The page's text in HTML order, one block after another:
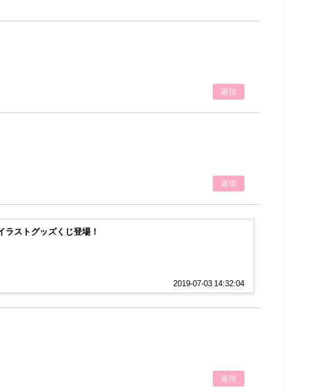
返信
返信
ラストグッズくじ登場！
2019-07-03 14:32:04
返信